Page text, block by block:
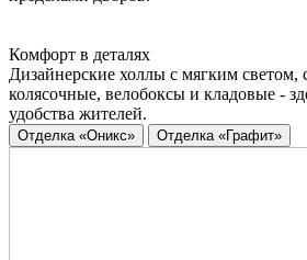
Комфорт в деталях
Дизайнерские холлы с мягким светом,
колясочные, велобоксы и кладовые -
удобства жителей.
Отделка «Оникс» Отделка «Графит»